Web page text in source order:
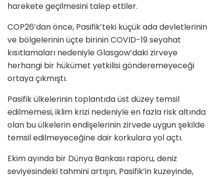
harekete geçilmesini talep ettiler.
COP26’dan önce, Pasifik’teki küçük ada devletlerinin
ve bölgelerinin üçte birinin COVID-19 seyahat
kısıtlamaları nedeniyle Glasgow’daki zirveye
herhangi bir hükümet yetkilisi gönderemeyeceği
ortaya çıkmıştı.
Pasifik ülkelerinin toplantıda üst düzey temsil
edilmemesi, iklim krizi nedeniyle en fazla risk altında
olan bu ülkelerin endişelerinin zirvede uygun şekilde
temsil edilmeyeceğine dair korkulara yol açtı.
Ekim ayında bir Dünya Bankası raporu, deniz
seviyesindeki tahmini artışın, Pasifik’in kuzeyinde,